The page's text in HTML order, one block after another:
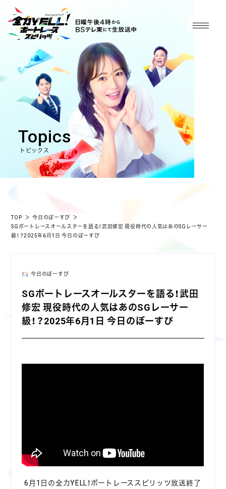
Topics
トピックス
TOP ＞ 今日のぼーすぴ
＞
SGボートレースオールスターを語る！武田修宏 現役時代の人気はあのSGレーサー
級！？2025年6月1日 今日のぼーすぴ
今日のぼーすぴ
SGボートレースオールスターを語る！武田
修宏 現役時代の人気はあのSGレーサー
級！？2025年6月1日 今日のぼーすぴ
6月1日の全力YELL！ボートレーススピリッツ放送終了